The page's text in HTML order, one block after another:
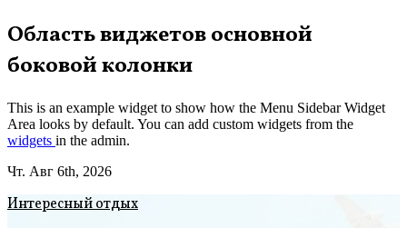
Перейти
к
содержимому
Область виджетов основной
боковой колонки
This is an example widget to show how the Menu Sidebar Widget
Area looks by default. You can add custom widgets from the
widgets in the admin.
Чт. Авг 6th, 2026
Интересный отдых